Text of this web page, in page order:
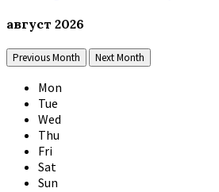
август 2026
Previous Month Next Month
Mon
Tue
Wed
Thu
Fri
Sat
Sun